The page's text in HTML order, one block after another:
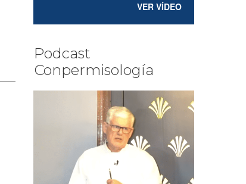
VER VÍDEO
Podcast
Conpermisología